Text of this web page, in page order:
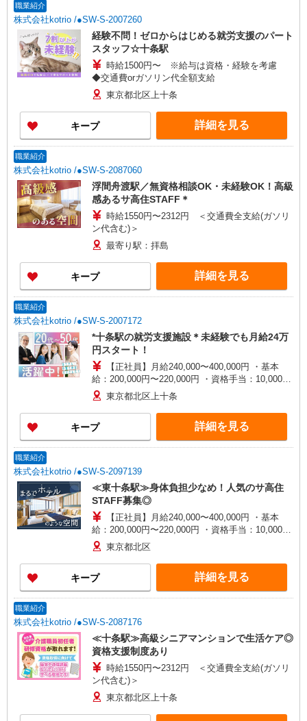
職業紹介
株式会社kotrio /●SW-S-2007260
経験不問！ゼロからはじめる就労支援のパート
スタッフ☆十条駅
時給1500円〜 ※給与は資格・経験を考慮
◆交通費orガソリン代全額支給
東京都北区上十条
キープ 詳細を見る
職業紹介
株式会社kotrio /●SW-S-2087060
浮間舟渡駅／無資格相談OK・未経験OK！高級
感あるサ高住STAFF＊
時給1550円〜2312円 ＜交通費全支給(ガソリ
ン代含む)＞
最寄り駅：拝島
キープ 詳細を見る
職業紹介
株式会社kotrio /●SW-S-2007172
*十条駅の就労支援施設＊未経験でも月給24万
円スタート！
【正社員】月給240,000〜400,000円 ・基本
給：200,000円〜220,000円 ・資格手当：10,000〜
30,000円 ・役職手当：10,000〜70,000円 ・処遇改
善手当：20,000〜60,000円（勤続年数、保有資格
により変動） ・固定残業手当：20,000円（10時
間） ※固定残業時間を超過する場合には超過勤務
手当として別途支給 下記資格をお持ちの方歓迎 ・
・介護福祉士 など
東京都北区上十条
キープ 詳細を見る
職業紹介
株式会社kotrio /●SW-S-2097139
≪東十条駅≫身体負担少なめ！人気のサ高住
STAFF募集◎
【正社員】月給240,000〜400,000円 ・基本
給：200,000円〜220,000円 ・資格手当：10,000〜
30,000円 ・役職手当：10,000〜70,000円 ・処遇改
善手当：20,000〜60,000円（勤続年数、保有資格
により変動） ・固定残業手当：20,000円（10時
間） ※固定残業時間を超過する場合には超過勤務
手当として別途支給 ・夜勤手当：10,000円/1回
歓迎 ・認知症介護基礎研修 ・初任者研修 ・実務
者研修 ・介護福祉士 など
東京都北区
キープ 詳細を見る
職業紹介
株式会社kotrio /●SW-S-2087176
≪十条駅≫高級シニアマンションで生活ケア◎
資格支援制度あり
時給1550円〜2312円 ＜交通費全支給(ガソリ
ン代含む)＞
東京都北区上十条